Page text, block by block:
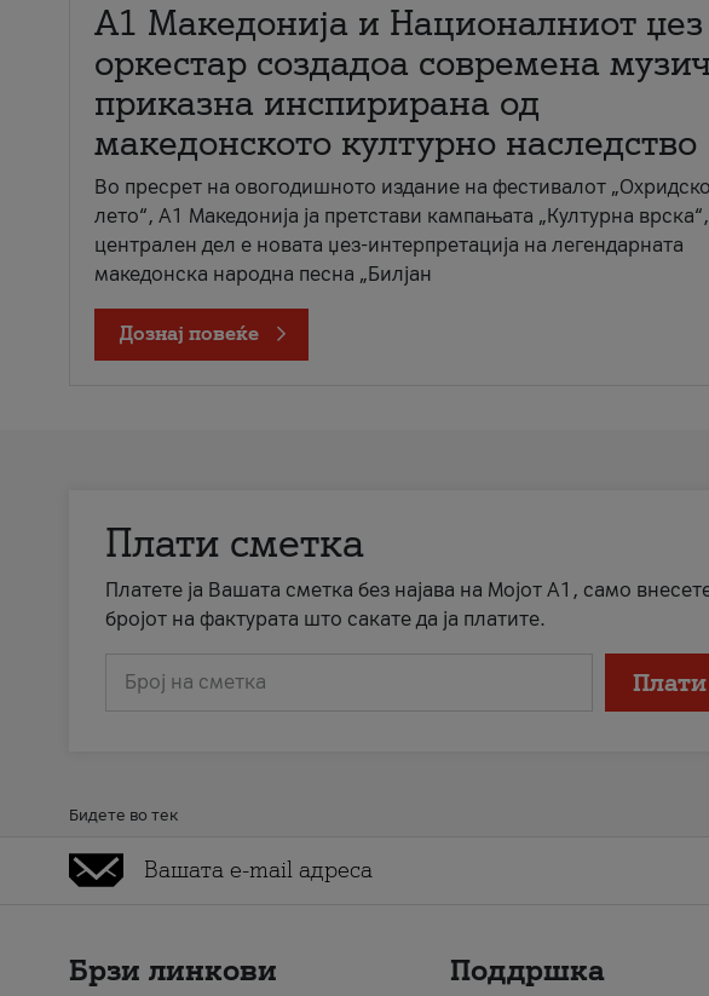
А1 Македонија и Националниот џез
оркестар создадоа современа
приказна инспирирана од
македонското културно наследство
Во пресрет на овогодишното издание на фестивалот „Охридско
лето“, А1 Македонија ја претстави кампањата „Културна врска“,
централен дел е новата џез-интерпретација на легендарната
македонска народна песна „Билјан
Дознај повеќе
Плати сметка
Платете ја Вашата сметка без најава на Мојот А1, само
бројот на фактурата што сакате да ја платите.
Број на сметка Плати
Бидете во тек
Брзи линкови Поддршка